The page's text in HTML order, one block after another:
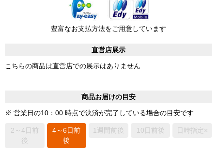
豊富なお支払方法をご用意しています
直営店展示
こちらの商品は直営店での展示はありません
商品お届けの目安
※ 営業日の10：00 時点で決済が完了している場合の目安です
2～4日前
後
4～6日前
後
1週間前後 10日前後 日時指定×